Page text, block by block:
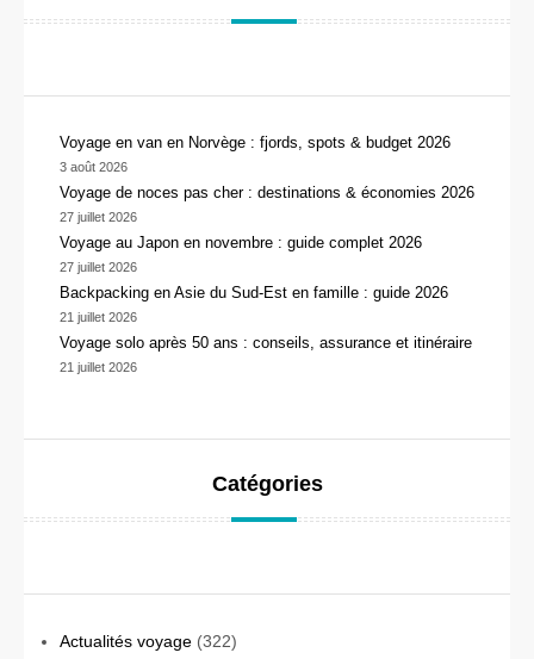
Voyage en van en Norvège : fjords, spots & budget 2026
3 août 2026
Voyage de noces pas cher : destinations & économies 2026
27 juillet 2026
Voyage au Japon en novembre : guide complet 2026
27 juillet 2026
Backpacking en Asie du Sud-Est en famille : guide 2026
21 juillet 2026
Voyage solo après 50 ans : conseils, assurance et itinéraire
21 juillet 2026
Catégories
Actualités voyage (322)